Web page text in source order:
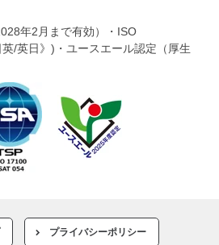
年2月まで有効）・ISO
/英日》)・ユースエール認定（厚生
プライバシーポリシー